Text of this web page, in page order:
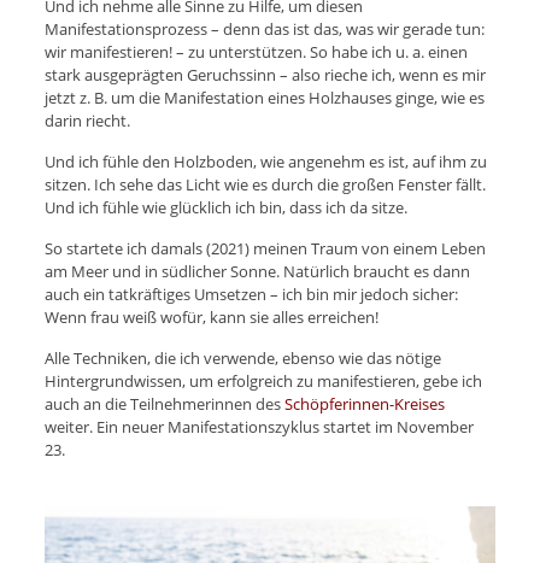
Und ich nehme alle Sinne zu Hilfe, um diesen
Manifestationsprozess – denn das ist das, was wir gerade tun:
wir manifestieren! – zu unterstützen. So habe ich u. a. einen
stark ausgeprägten Geruchssinn – also rieche ich, wenn es mir
jetzt z. B. um die Manifestation eines Holzhauses ginge, wie es
darin riecht.
Und ich fühle den Holzboden, wie angenehm es ist, auf ihm zu
sitzen. Ich sehe das Licht wie es durch die großen Fenster fällt.
Und ich fühle wie glücklich ich bin, dass ich da sitze.
So startete ich damals (2021) meinen Traum von einem Leben
am Meer und in südlicher Sonne. Natürlich braucht es dann
auch ein tatkräftiges Umsetzen – ich bin mir jedoch sicher:
Wenn frau weiß wofür, kann sie alles erreichen!
Alle Techniken, die ich verwende, ebenso wie das nötige
Hintergrundwissen, um erfolgreich zu manifestieren, gebe ich
auch an die Teilnehmerinnen desSchöpferinnen-Kreises
weiter. Ein neuer Manifestationszyklus startet im November
23.